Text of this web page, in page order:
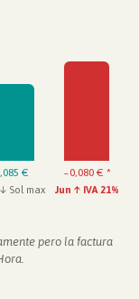
€
Sol max
~0,080 € *
Jun ↑ IVA 21%
pero la factura